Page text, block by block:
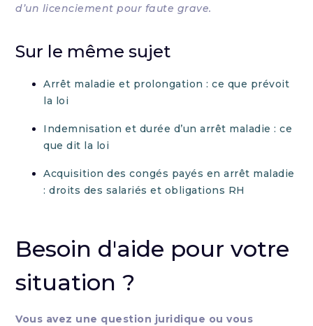
d’un licenciement pour faute grave.
Sur le même sujet
Arrêt maladie et prolongation : ce que prévoit
la loi
Indemnisation et durée d’un arrêt maladie : ce
que dit la loi
Acquisition des congés payés en arrêt maladie
: droits des salariés et obligations RH
Besoin d'aide pour votre
situation ?
Vous avez une question juridique ou vous